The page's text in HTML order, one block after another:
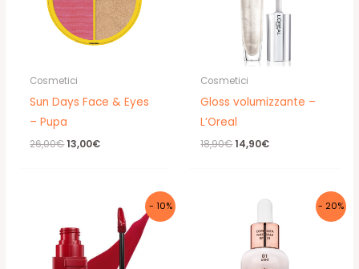
Cosmetici
Sun Days Face & Eyes
– Pupa
26,00€Il
13,00€Il
Cosmetici
Gloss volumizzante –
L’Oreal
18,90€Il
14,90€Il
- 10% - 20%